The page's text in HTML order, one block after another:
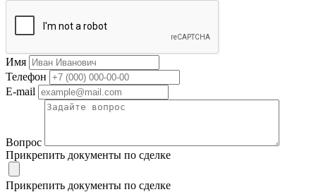
Имя
Телефон
E-mail
Вопрос
Прикрепить документы по сделке
Прикрепить документы по сделке